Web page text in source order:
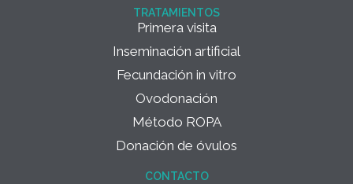
TRATAMIENTOS
Primera visita
Inseminación artificial
Fecundación in vitro
Ovodonación
Método ROPA
Donación de óvulos
CONTACTO